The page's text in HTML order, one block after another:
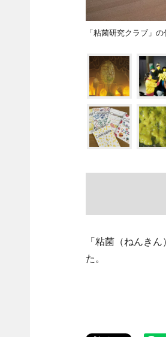
「粘菌研究クラブ」
「粘菌（ねんき
た。